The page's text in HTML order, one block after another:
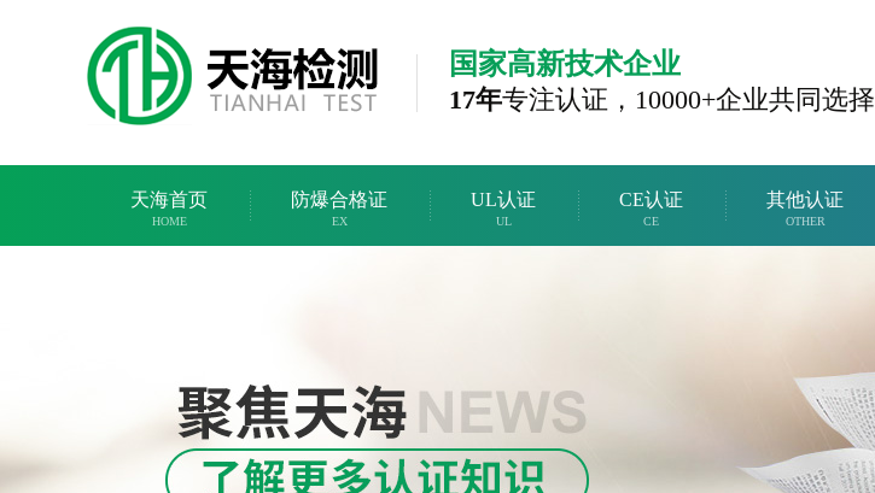
国家高新技术企业
17年专注认证， 10000+企业共同选择
天海首页
HOME
防爆合格证
EX
UL认证
UL
CE认证
CE
其他认证
OTHER